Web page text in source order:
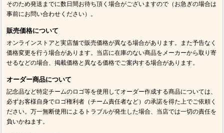
そのため発送までに数日間お待ち頂く場合がございますので（お急ぎの場合は
事前にお問い合わせください）。
販売価格について
オンラインストアと実店舗で販売価格が異なる場合があります。また予告なく
価格変更を行う場合があります。当店に在庫のない商品をメーカーから取り寄
せるなどの場合、掲載価格と異なる価格でご案内する場合があります。
オーダー商品について
記念品など特定チームのロゴ等を使用してオーダー作成する商品については、
必ずお客様自身でロゴ権利者（チーム責任者など）の承諾を得た上でご依頼く
ださい。万一無断使用によるトラブルが発生した場合、当店では一切の責任を
負いかねます。